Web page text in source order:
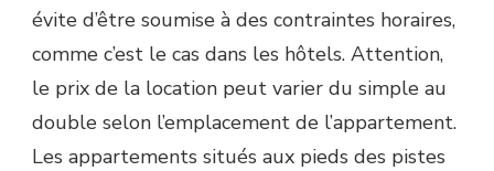
évite d’être soumise à des contraintes horaires,
comme c’est le cas dans les hôtels. Attention,
le prix de la location peut varier du simple au
double selon l’emplacement de l’appartement.
Les appartements situés aux pieds des pistes